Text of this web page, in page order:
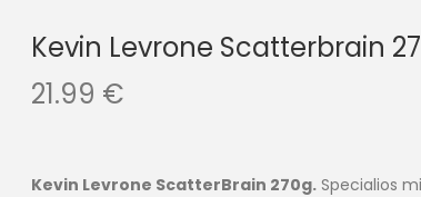
Kevin Levrone Scatterbrain
21.99 €
Kevin Levrone ScatterBrain 270g. Specialios